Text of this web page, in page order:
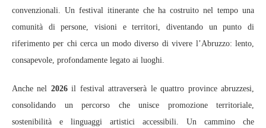
convenzionali. Un festival itinerante che ha costruito nel tempo una
comunità di persone, visioni e territori, diventando un punto di
riferimento per chi cerca un modo diverso di vivere l’Abruzzo: lento,
consapevole, profondamente legato ai luoghi.
Anche nel 2026il festival attraverserà le quattro province abruzzesi,
consolidando un percorso che unisce promozione territoriale,
sostenibilità e linguaggi artistici accessibili. Un cammino che